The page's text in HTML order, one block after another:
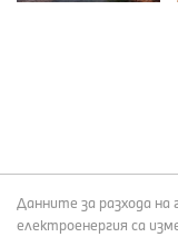
Данните за разхода на
електроенергия са